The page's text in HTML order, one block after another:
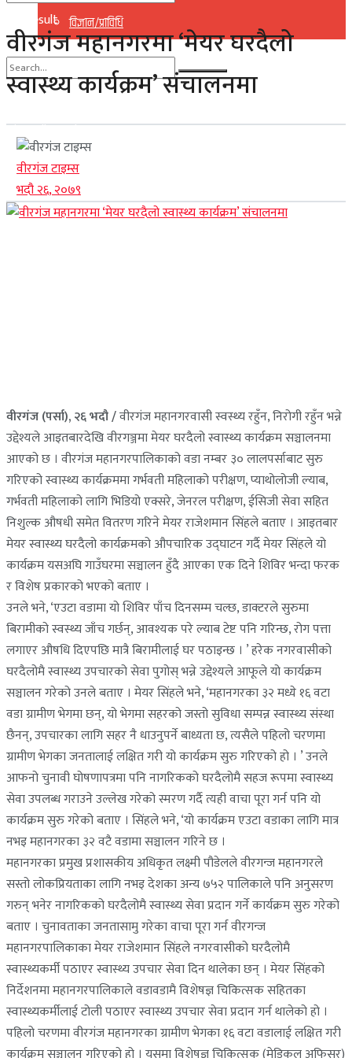
विज्ञान/प्राविधि
No Result
View All Result
No Result
View All Result
वीरगंज महानगरमा ‘मेयर घरदैलो
स्वास्थ्य कार्यक्रम’ संचालनमा
वीरगंज टाइम्स
भदौ २६, २०७९
वीरगंज (पर्सा), २६ भदौ /वीरगंज महानगरवासी स्वस्थ्य रहुँन, निरोगी रहुँन भन्ने
उद्देश्यले आइतबारदेखि वीरगञ्जमा मेयर घरदैलो स्वास्थ्य कार्यक्रम सञ्चालनमा
आएको छ । वीरगंज महानगरपालिकाको वडा नम्बर ३० लालपर्साबाट सुरु
गरिएको स्वास्थ्य कार्यक्रममा गर्भवती महिलाको परीक्षण, प्याथोलोजी ल्याब,
गर्भवती महिलाको लागि भिडियो एक्सरे, जेनरल परीक्षण, ईसिजी सेवा सहित
निशुल्क औषधी समेत वितरण गरिने मेयर राजेशमान सिंहले बताए । आइतबार
मेयर स्वास्थ्य घरदैलो कार्यक्रमको औपचारिक उद्घाटन गर्दै मेयर सिंहले यो
कार्यक्रम यसअघि गाउँघरमा सञ्चालन हुँदै आएका एक दिने शिविर भन्दा फरक
र विशेष प्रकारको भएको बताए ।
उनले भने, ‘एउटा वडामा यो शिविर पाँच दिनसम्म चल्छ, डाक्टरले सुरुमा
बिरामीको स्वस्थ्य जाँच गर्छन्, आवश्यक परे ल्याब टेष्ट पनि गरिन्छ, रोग पत्ता
लगाएर औषधि दिएपछि मात्रै बिरामीलाई घर पठाइन्छ । ’ हरेक नगरवासीको
घरदैलोमै स्वास्थ्य उपचारको सेवा पुगोस् भन्ने उद्देश्यले आफूले यो कार्यक्रम
सञ्चालन गरेको उनले बताए । मेयर सिंहले भने, ‘महानगरका ३२ मध्ये १६ वटा
वडा ग्रामीण भेगमा छन्, यो भेगमा सहरको जस्तो सुविधा सम्पन्न स्वास्थ्य संस्था
छैनन्, उपचारका लागि सहर नै धाउनुपर्ने बाध्यता छ, त्यसैले पहिलो चरणमा
ग्रामीण भेगका जनतालाई लक्षित गरी यो कार्यक्रम सुरु गरिएको हो । ’ उनले
आफनो चुनावी घोषणापत्रमा पनि नागरिकको घरदैलोमै सहज रूपमा स्वास्थ्य
सेवा उपलब्ध गराउने उल्लेख गरेको स्मरण गर्दै त्यही वाचा पूरा गर्न पनि यो
कार्यक्रम सुरु गरेको बताए । सिंहले भने, ‘यो कार्यक्रम एउटा वडाका लागि मात्र
नभइ महानगरका ३२ वटै वडामा सञ्चालन गरिने छ ।
महानगरका प्रमुख प्रशासकीय अधिकृत लक्ष्मी पौडेलले वीरगन्ज महानगरले
सस्तो लोकप्रियताका लागि नभइ देशका अन्य ७५२ पालिकाले पनि अनुसरण
गरुन् भनेर नागरिकको घरदैलोमै स्वास्थ्य सेवा प्रदान गर्ने कार्यक्रम सुरु गरेको
बताए । चुनावताका जनतासामु गरेका वाचा पूरा गर्न वीरगन्ज
महानगरपालिकाका मेयर राजेशमान सिंहले नगरवासीको घरदैलोमै
स्वास्थ्यकर्मी पठाएर स्वास्थ्य उपचार सेवा दिन थालेका छन् । मेयर सिंहको
निर्देशनमा महानगरपालिकाले वडावडामै विशेषज्ञ चिकित्सक सहितका
स्वास्थ्यकर्मीलाई टोली पठाएर स्वास्थ्य उपचार सेवा प्रदान गर्न थालेको हो ।
पहिलो चरणमा वीरगंज महानगरका ग्रामीण भेगका १६ वटा वडालाई लक्षित गरी